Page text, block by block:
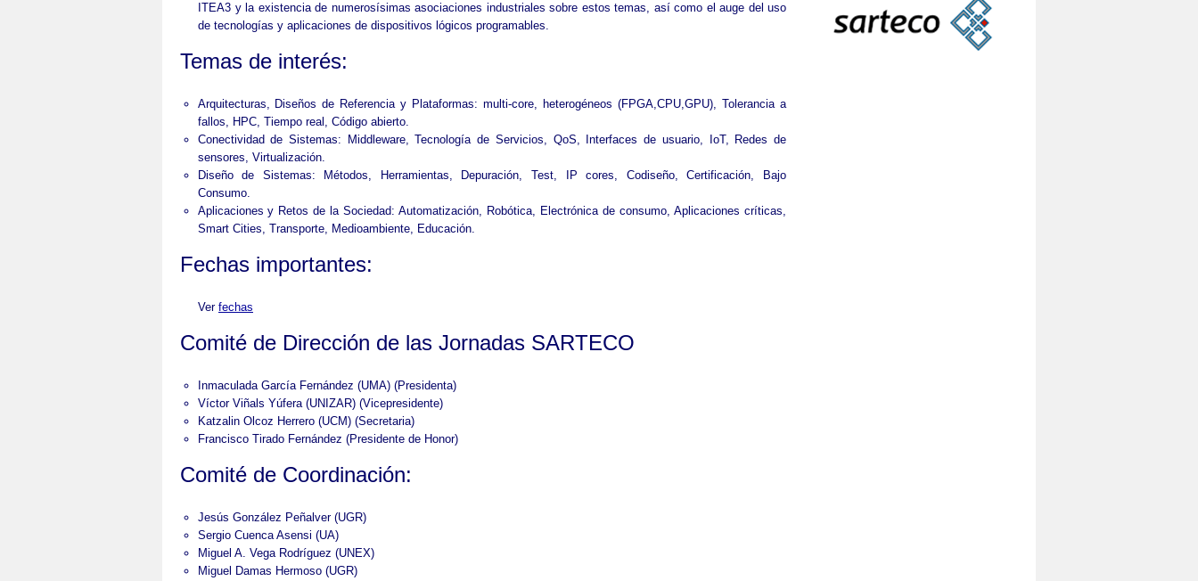
ITEA3 y la existencia de numerosísimas asociaciones industriales sobre estos temas, así como el auge del uso
de tecnologías y aplicaciones de dispositivos lógicos programables.
Temas de interés:
Arquitecturas, Diseños de Referencia y Plataformas: multi-core, heterogéneos (FPGA,CPU,GPU), Tolerancia a
fallos, HPC, Tiempo real, Código abierto.
Conectividad de Sistemas: Middleware, Tecnología de Servicios, QoS, Interfaces de usuario, IoT, Redes de
sensores, Virtualización.
Diseño de Sistemas: Métodos, Herramientas, Depuración, Test, IP cores, Codiseño, Certificación, Bajo
Consumo.
Aplicaciones y Retos de la Sociedad: Automatización, Robótica, Electrónica de consumo, Aplicaciones críticas,
Smart Cities, Transporte, Medioambiente, Educación.
Fechas importantes:
Ver fechas
Comité de Dirección de las Jornadas SARTECO
Inmaculada García Fernández (UMA) (Presidenta)
Víctor Viñals Yúfera (UNIZAR) (Vicepresidente)
Katzalin Olcoz Herrero (UCM) (Secretaria)
Francisco Tirado Fernández (Presidente de Honor)
Comité de Coordinación:
Jesús González Peñalver (UGR)
Sergio Cuenca Asensi (UA)
Miguel A. Vega Rodríguez (UNEX)
Miguel Damas Hermoso (UGR)